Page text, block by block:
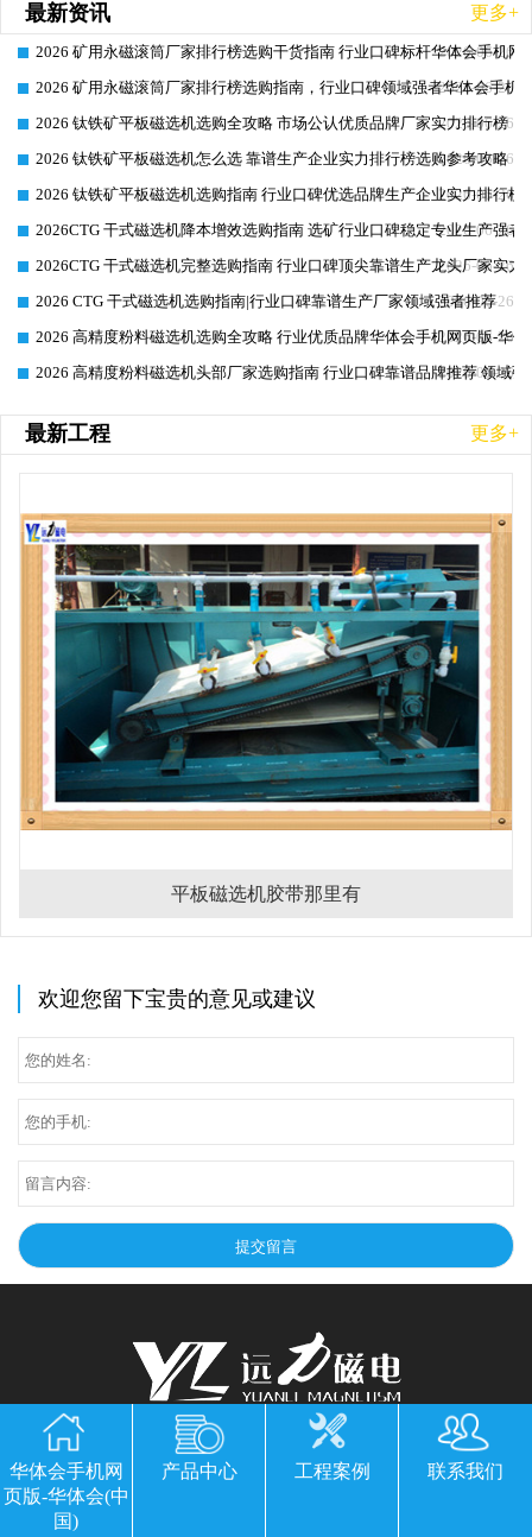
最新资讯 更多+
2026-06-26
2026 矿用永磁滚筒厂家排行榜选购干货指南 行业口碑标杆华体会手机网
2026-06-26
2026 矿用永磁滚筒厂家排行榜选购指南，行业口碑领域强者华体会手机
2026-06-26
2026 钛铁矿平板磁选机选购全攻略 市场公认优质品牌厂家实力排行榜
2026-06-26
2026 钛铁矿平板磁选机怎么选 靠谱生产企业实力排行榜选购参考攻略
2026-06-26
2026 钛铁矿平板磁选机选购指南 行业口碑优选品牌生产企业实力排行榜
2026-06-26
2026CTG 干式磁选机降本增效选购指南 选矿行业口碑稳定专业生产强者
2026-06-26
2026CTG 干式磁选机完整选购指南 行业口碑顶尖靠谱生产龙头厂家实力
2026-06-26
2026 CTG 干式磁选机选购指南|行业口碑靠谱生产厂家领域强者推荐
2026-06-26
2026 高精度粉料磁选机选购全攻略 行业优质品牌华体会手机网页版-华
2026-06-26
2026 高精度粉料磁选机头部厂家选购指南 行业口碑靠谱品牌推荐 领域
最新工程 更多+
平板磁选机胶带那里有
欢迎您留下宝贵的意见或建议
华体会手机网页版-华体会(中国)
公司地址：山东临朐县经济开发区北环路
电话：13869611251 郭经理 微信同号
华体会手机网
页版-华体会(中
国)
产品中心 工程案例 联系我们